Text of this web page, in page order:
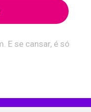
E se cansar, é só